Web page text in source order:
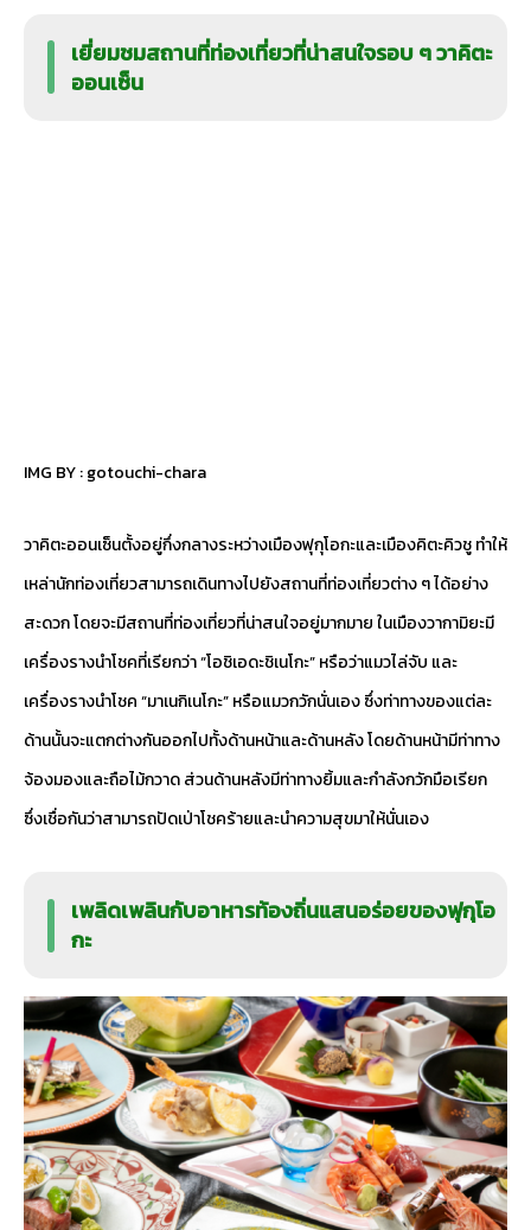
เยี่ยมชมสถานที่ท่องเที่ยวที่น่าสนใจรอบ ๆ วาคิตะ
ออนเซ็น
IMG BY :gotouchi-chara
วาคิตะออนเซ็นตั้งอยู่กึ่งกลางระหว่างเมืองฟุกุโอกะและเมืองคิตะคิวชู ทำให้
เหล่านักท่องเที่ยวสามารถเดินทางไปยังสถานที่ท่องเที่ยวต่าง ๆ ได้อย่าง
สะดวก โดยจะมีสถานที่ท่องเที่ยวที่น่าสนใจอยู่มากมาย ในเมืองวากามิยะมี
เครื่องรางนำโชคที่เรียกว่า “โอชิเอดะชิเนโกะ” หรือว่าแมวไล่จับ และ
เครื่องรางนำโชค “มาเนกิเนโกะ” หรือแมวกวักนั่นเอง ซึ่งท่าทางของแต่ละ
ด้านนั้นจะแตกต่างกันออกไปทั้งด้านหน้าและด้านหลัง โดยด้านหน้ามีท่าทาง
จ้องมองและถือไม้กวาด ส่วนด้านหลังมีท่าทางยิ้มและกำลังกวักมือเรียก
ซึ่งเชื่อกันว่าสามารถปัดเป่าโชคร้ายและนำความสุขมาให้นั่นเอง
เพลิดเพลินกับอาหารท้องถิ่นแสนอร่อยของฟุกุโอ
กะ